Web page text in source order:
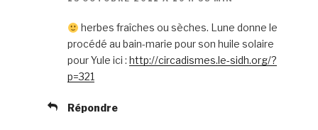
herbes fraîches ou sèches. Lune donne le
procédé au bain-marie pour son huile solaire
pour Yule ici : http://circadismes.le-sidh.org/?
p=321
Répondre